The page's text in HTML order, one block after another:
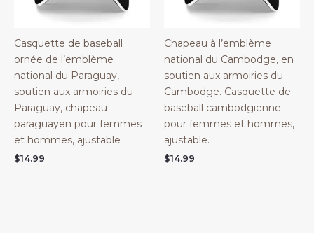
Casquette de baseball
ornée de l’emblème
national du Paraguay,
soutien aux armoiries du
Paraguay, chapeau
paraguayen pour femmes
et hommes, ajustable
$14.99
Chapeau à l’emblème
national du Cambodge, en
soutien aux armoiries du
Cambodge. Casquette de
baseball cambodgienne
pour femmes et hommes,
ajustable.
$14.99